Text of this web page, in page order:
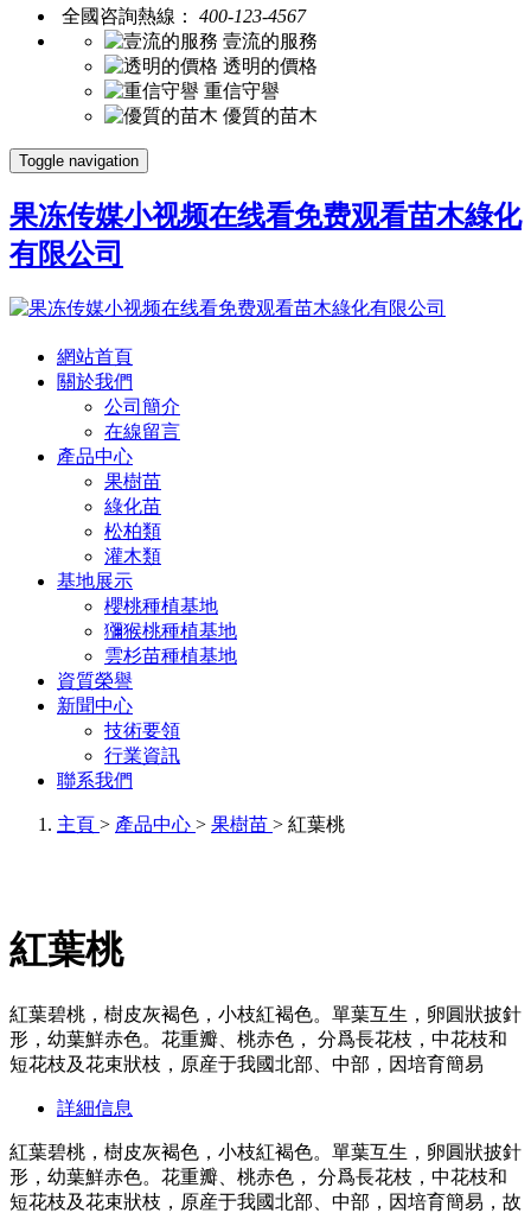
全國咨詢熱線： 400-123-4567
壹流的服務
透明的價格
重信守譽
優質的苗木
Toggle navigation
果冻传媒小视频在线看免费观看苗木綠化
有限公司
網站首頁
關於我們
公司簡介
在線留言
產品中心
果樹苗
綠化苗
松柏類
灌木類
基地展示
櫻桃種植基地
獼猴桃種植基地
雲杉苗種植基地
資質榮譽
新聞中心
技術要領
行業資訊
聯系我們
主頁 > 產品中心 > 果樹苗 > 紅葉桃
紅葉桃
紅葉碧桃，樹皮灰褐色，小枝紅褐色。單葉互生，卵圓狀披針
形，幼葉鮮赤色。花重瓣、桃赤色， 分爲長花枝，中花枝和
短花枝及花束狀枝，原産于我國北部、中部，因培育簡易
詳細信息
紅葉碧桃，樹皮灰褐色，小枝紅褐色。單葉互生，卵圓狀披針
形，幼葉鮮赤色。花重瓣、桃赤色， 分爲長花枝，中花枝和
短花枝及花束狀枝，原産于我國北部、中部，因培育簡易，故